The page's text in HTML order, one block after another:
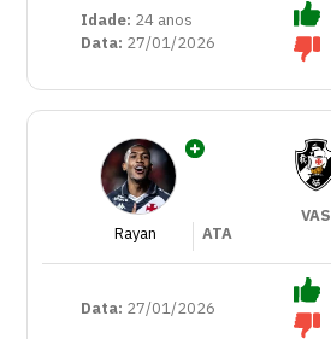
Idade: 24 anos
Data: 27/01/2026
Rayan ATA
VAS
Data: 27/01/2026